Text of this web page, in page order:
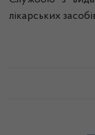
лікарських